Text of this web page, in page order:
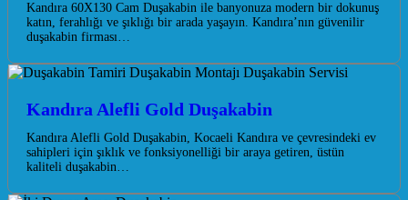
Kandıra 60X130 Cam Duşakabin ile banyonuza modern bir dokunuş
katın, ferahlığı ve şıklığı bir arada yaşayın. Kandıra’nın güvenilir
duşakabin firması…
Kandıra Alefli Gold Duşakabin
Kandıra Alefli Gold Duşakabin, Kocaeli Kandıra ve çevresindeki ev
sahipleri için şıklık ve fonksiyonelliği bir araya getiren, üstün
kaliteli duşakabin…